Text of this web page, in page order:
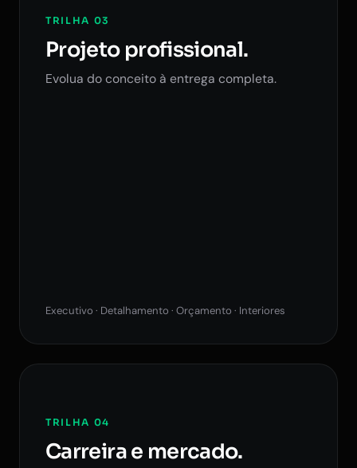
TRILHA 03
Projeto profissional.
Evolua do conceito à entrega completa.
Executivo · Detalhamento · Orçamento · Interiores
TRILHA 04
Carreira e mercado.